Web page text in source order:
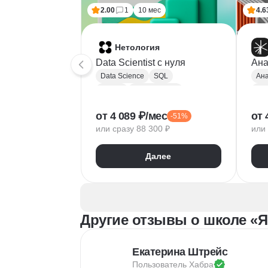
2.00 1 10 мес
Нетология
Data Scientist с нуля
Data Science
SQL
Парсинг
Keras
Машинное обучение
Нейронные сети
Pandas
Очистка данных
Извлечение данных
от 4 089 ₽/мес -51%
или сразу 88 300 ₽
Далее
от
или
Другие отзывы о школе
Екатерина Штрейс
Пользователь Хабра